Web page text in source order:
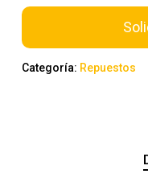
Categoría: Repuestos